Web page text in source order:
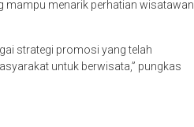
mampu menarik perhatian wisatawan,
strategi promosi yang telah
untuk berwisata,” pungkas